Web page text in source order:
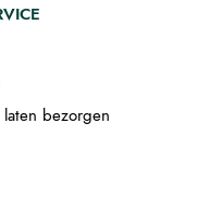
bezorgen